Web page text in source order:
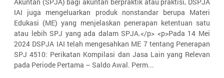
IAI juga mengeluarkan produk nonstandar berupa Materi
Edukasi (ME) yang menjelaskan penerapan ketentuan satu
atau lebih SPJ yang ada dalam SPJA.</p> <p>Pada 14 Mei
2024 DSPJA IAI telah mengesahkan ME 7 tentang Penerapan
SPJ 4510: Perikatan Kompilasi dan Jasa Lain yang Relevan
pada Periode Pertama – Saldo Awal. Perm...